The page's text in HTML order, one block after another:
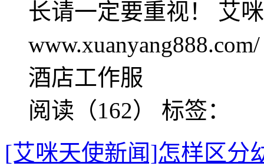
长请一定要重视！ 艾
酒店工作服
阅读（162） 标签：
[艾咪天使新闻]怎样区分